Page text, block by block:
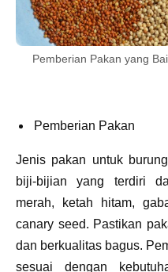
Pemberian Pakan yang
Pemberian Pakan
Jenis pakan untuk
biji-bijian yang terdiri
merah, ketah hitam,
canary seed. Pastikan
dan berkualitas bagus.
sesuai dengan